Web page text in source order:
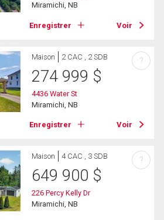
Miramichi, NB
Enregistrer Voir
Maison 2 CAC , 2 SDB
274 999 $
4436 Water St
Miramichi, NB
Enregistrer Voir
?
Maison 4 CAC , 3 SDB
649 900 $
226 Percy Kelly Dr
Miramichi, NB
?